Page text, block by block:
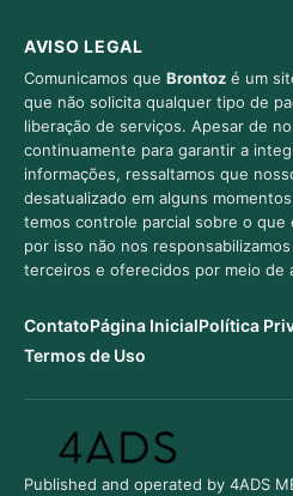
AVISO LEGAL
Comunicamos que Brontoz é um
que não solicita qualquer tipo de
liberação de serviços. Apesar de
continuamente para garantir a
informações, ressaltamos que
desatualizado em alguns
temos controle parcial sobre o que
por isso não nos
terceiros e oferecidos por meio de
ContatoPágina InicialPolítica
Termos de Uso
Published and operated by 4ADS